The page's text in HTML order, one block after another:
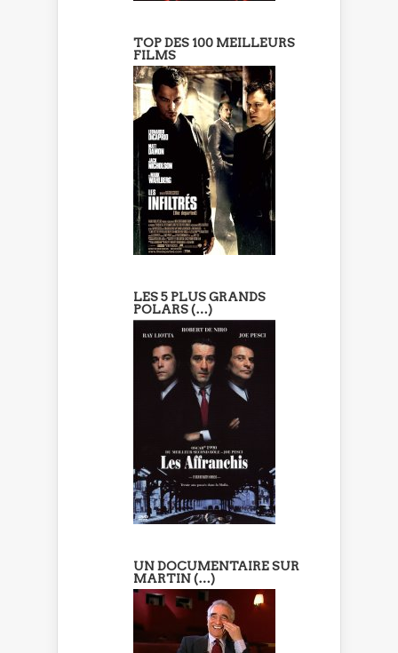
TOP DES 100 MEILLEURS
FILMS
LES 5 PLUS GRANDS
POLARS (…)
UN DOCUMENTAIRE SUR
MARTIN (…)